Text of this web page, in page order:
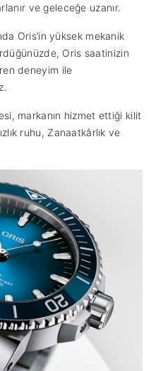
ve geleceğe uzanır.
Oris’in yüksek mekanik
Oris saatinizin
deneyim ile
markanın hizmet ettiği kilit
ruhu, Zanaatkârlık ve